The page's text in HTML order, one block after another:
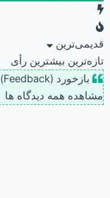
قدیمی‌ترین
تازه‌ترین بیشترین رأی
بازخورد (Feedback) های اینلاین
مشاهده همه دیدگاه ها